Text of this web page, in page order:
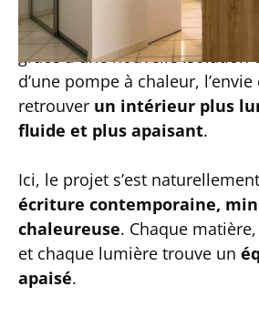
pleinement à sa manière de
l’ amélioration des
grâce à une nouvelle isolation
d’une pompe à chaleur,
retrouver un intérieur plus
fluide et plus apaisant.
Ici, le projet s’est
écriture contemporaine,
chaleureuse. Chaque
et chaque lumière trouve un
apaisé.